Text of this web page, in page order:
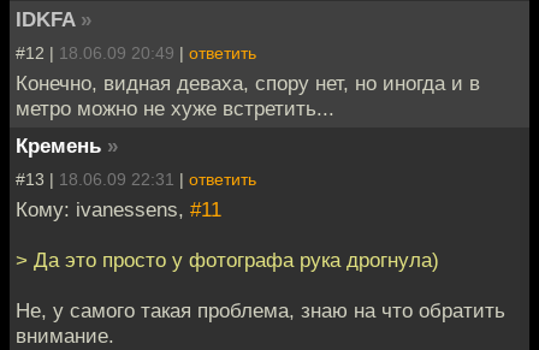
IDKFA »
#12 | 18.06.09 20:49 | ответить
Конечно, видная деваха, спору нет, но иногда и в
метро можно не хуже встретить...
Кремень »
#13 | 18.06.09 22:31 | ответить
Кому: ivanessens, #11
> Да это просто у фотографа рука дрогнула)
Не, у самого такая проблема, знаю на что обратить
внимание.